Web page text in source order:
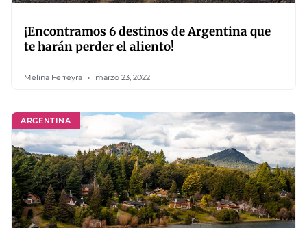
¡Encontramos 6 destinos de Argentina que
te harán perder el aliento!
Melina Ferreyra marzo 23, 2022
ARGENTINA